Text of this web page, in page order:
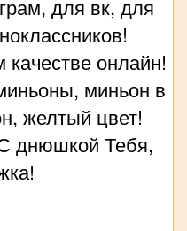
для вк, для
онлайн!
миньон в
желтый цвет!
днюшкой Тебя,